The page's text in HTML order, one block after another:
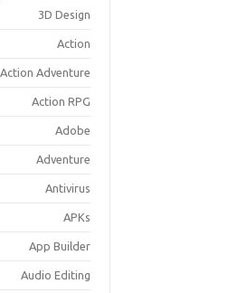
3D Design
Action
Action Adventure
Action RPG
Adobe
Adventure
Antivirus
APKs
App Builder
Audio Editing